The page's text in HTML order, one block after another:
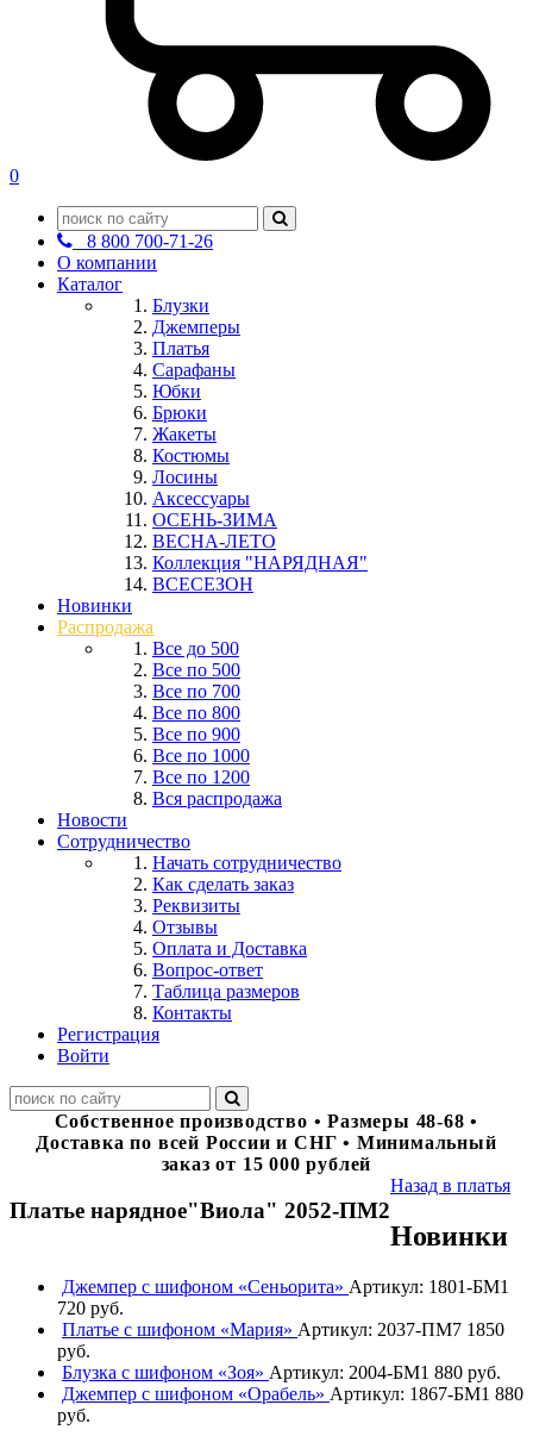
0
8 800 700-71-26
О компании
Каталог
Блузки
Джемперы
Платья
Сарафаны
Юбки
Брюки
Жакеты
Костюмы
Лосины
Аксессуары
ОСЕНЬ-ЗИМА
ВЕСНА-ЛЕТО
Коллекция "НАРЯДНАЯ"
ВСЕСЕЗОН
Новинки
Распродажа
Все до 500
Все по 500
Все по 700
Все по 800
Все по 900
Все по 1000
Все по 1200
Вся распродажа
Новости
Сотрудничество
Начать сотрудничество
Как сделать заказ
Реквизиты
Отзывы
Оплата и Доставка
Вопрос-ответ
Таблица размеров
Контакты
Регистрация
Войти
Собственное производство • Размеры 48-68 •
Доставка по всей России и СНГ • Минимальный
заказ от 15 000 рублей
Платье нарядное"Виола" 2052-ПМ2
Назад в платья
Новинки
Джемпер с шифоном «Сеньорита» Артикул: 1801-БМ1
720 руб.
Платье с шифоном «Мария» Артикул: 2037-ПМ7 1850
руб.
Блузка с шифоном «Зоя» Артикул: 2004-БМ1 880 руб.
Джемпер с шифоном «Орабель» Артикул: 1867-БМ1 880
руб.